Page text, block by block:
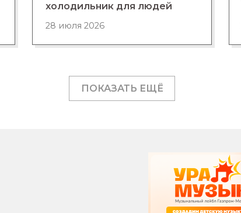
холодильник для людей
28 июля 2026
ПОКАЗАТЬ ЕЩЁ